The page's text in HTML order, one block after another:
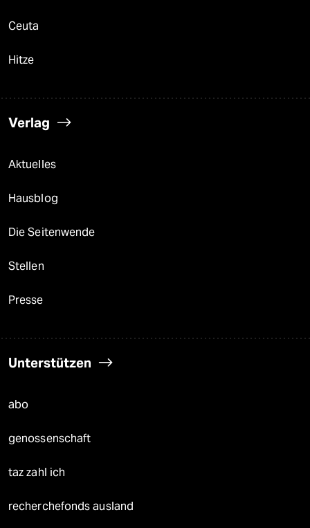
Ceuta
Hitze
Verlag
Aktuelles
Hausblog
Die Seitenwende
Stellen
Presse
Unterstützen
abo
genossenschaft
taz zahl ich
recherchefonds ausland